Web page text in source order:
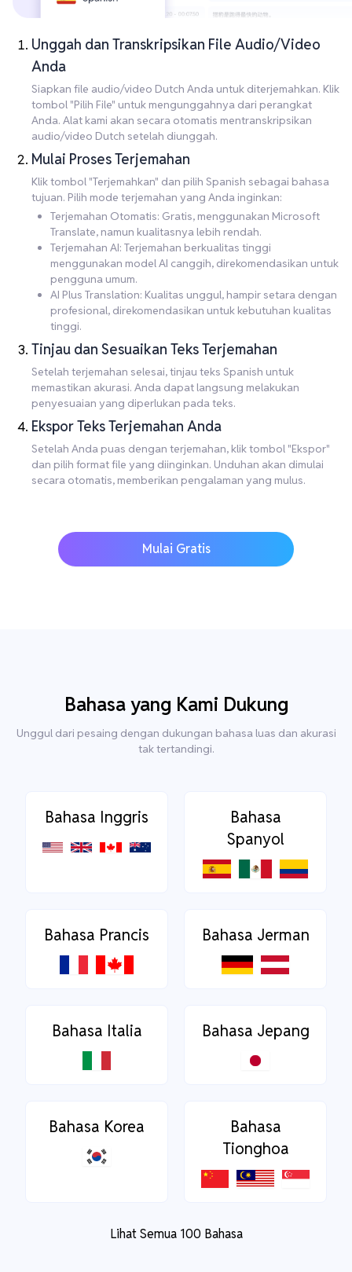
Unggah dan Transkripsikan File Audio/Video
Anda
Siapkan file audio/video Dutch Anda untuk diterjemahkan. Klik
tombol "Pilih File" untuk mengunggahnya dari perangkat
Anda. Alat kami akan secara otomatis mentranskripsikan
audio/video Dutch setelah diunggah.
Mulai Proses Terjemahan
Klik tombol "Terjemahkan" dan pilih Spanish sebagai bahasa
tujuan. Pilih mode terjemahan yang Anda inginkan:
Terjemahan Otomatis: Gratis, menggunakan Microsoft
Translate, namun kualitasnya lebih rendah.
Terjemahan AI: Terjemahan berkualitas tinggi
menggunakan model AI canggih, direkomendasikan untuk
pengguna umum.
AI Plus Translation: Kualitas unggul, hampir setara dengan
profesional, direkomendasikan untuk kebutuhan kualitas
tinggi.
Tinjau dan Sesuaikan Teks Terjemahan
Setelah terjemahan selesai, tinjau teks Spanish untuk
memastikan akurasi. Anda dapat langsung melakukan
penyesuaian yang diperlukan pada teks.
Ekspor Teks Terjemahan Anda
Setelah Anda puas dengan terjemahan, klik tombol "Ekspor"
dan pilih format file yang diinginkan. Unduhan akan dimulai
secara otomatis, memberikan pengalaman yang mulus.
Mulai Gratis
Bahasa yang Kami Dukung
Unggul dari pesaing dengan dukungan bahasa luas dan akurasi
tak tertandingi.
Bahasa Inggris
Bahasa
Spanyol
Bahasa Prancis Bahasa Jerman
Bahasa Italia Bahasa Jepang
Bahasa Korea
Bahasa
Tionghoa
Lihat Semua 100 Bahasa